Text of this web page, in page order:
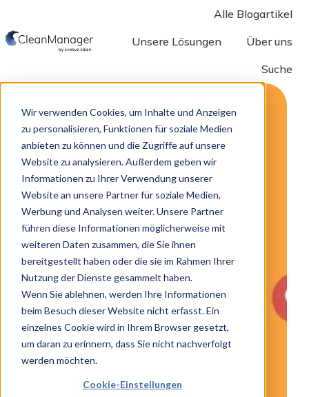
Wir verwenden Cookies, um Inhalte und Anzeigen
zu personalisieren, Funktionen für soziale Medien
anbieten zu können und die Zugriffe auf unsere
Website zu analysieren. Außerdem geben wir
Informationen zu Ihrer Verwendung unserer
Website an unsere Partner für soziale Medien,
Werbung und Analysen weiter. Unsere Partner
führen diese Informationen möglicherweise mit
weiteren Daten zusammen, die Sie ihnen
bereitgestellt haben oder die sie im Rahmen Ihrer
Nutzung der Dienste gesammelt haben.
Wenn Sie ablehnen, werden Ihre Informationen
beim Besuch dieser Website nicht erfasst. Ein
einzelnes Cookie wird in Ihrem Browser gesetzt,
um daran zu erinnern, dass Sie nicht nachverfolgt
werden möchten.
Cookie-Einstellungen
Alle Blogartikel
Unsere Lösungen
Über uns
Suche